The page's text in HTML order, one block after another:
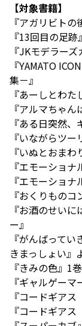
【対象書籍】
『アガリビト
『13回目の足
『JKモデラー
『YAMATO
集－』
『あーしとわ
『アルマちゃ
『ある日突然
『いながらツ
『いぬとおま
『エモーショ
『エモーショ
『おくりもの
『お酒のせい
ー』
『がんばって
きまっしょい』
『きみの色』1
『ギャルゲー
『コードギア
『コードギア